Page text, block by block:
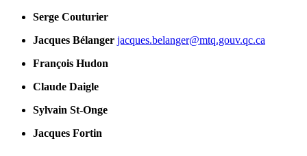
Serge Couturier
Jacques Bélanger jacques.belanger@mtq.gouv.qc.ca
François Hudon
Claude Daigle
Sylvain St-Onge
Jacques Fortin